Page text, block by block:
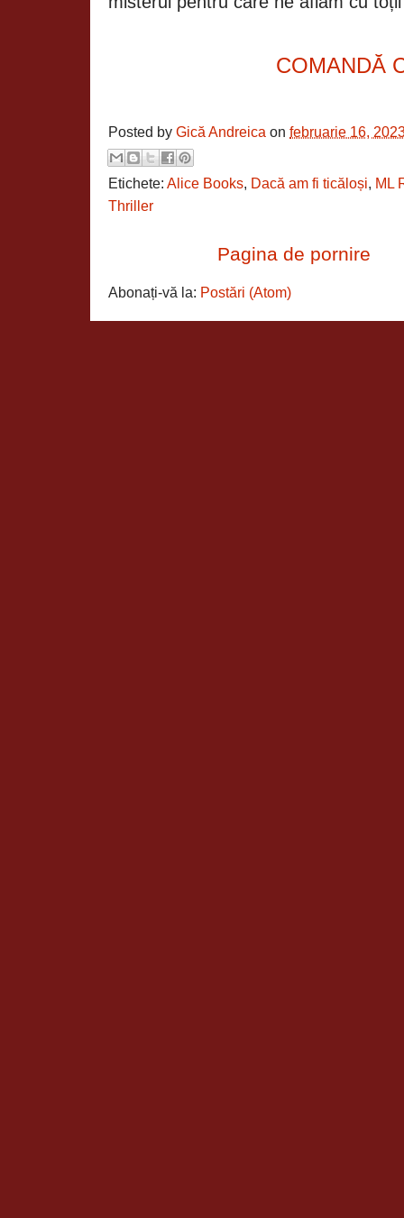
COMANDĂ
Posted by Gică Andreica on februarie 16,
Etichete: Alice Books, Dacă am fi ticăloși, ML
Thriller
Pagina de pornire
Abonați-vă la: Postări (Atom)